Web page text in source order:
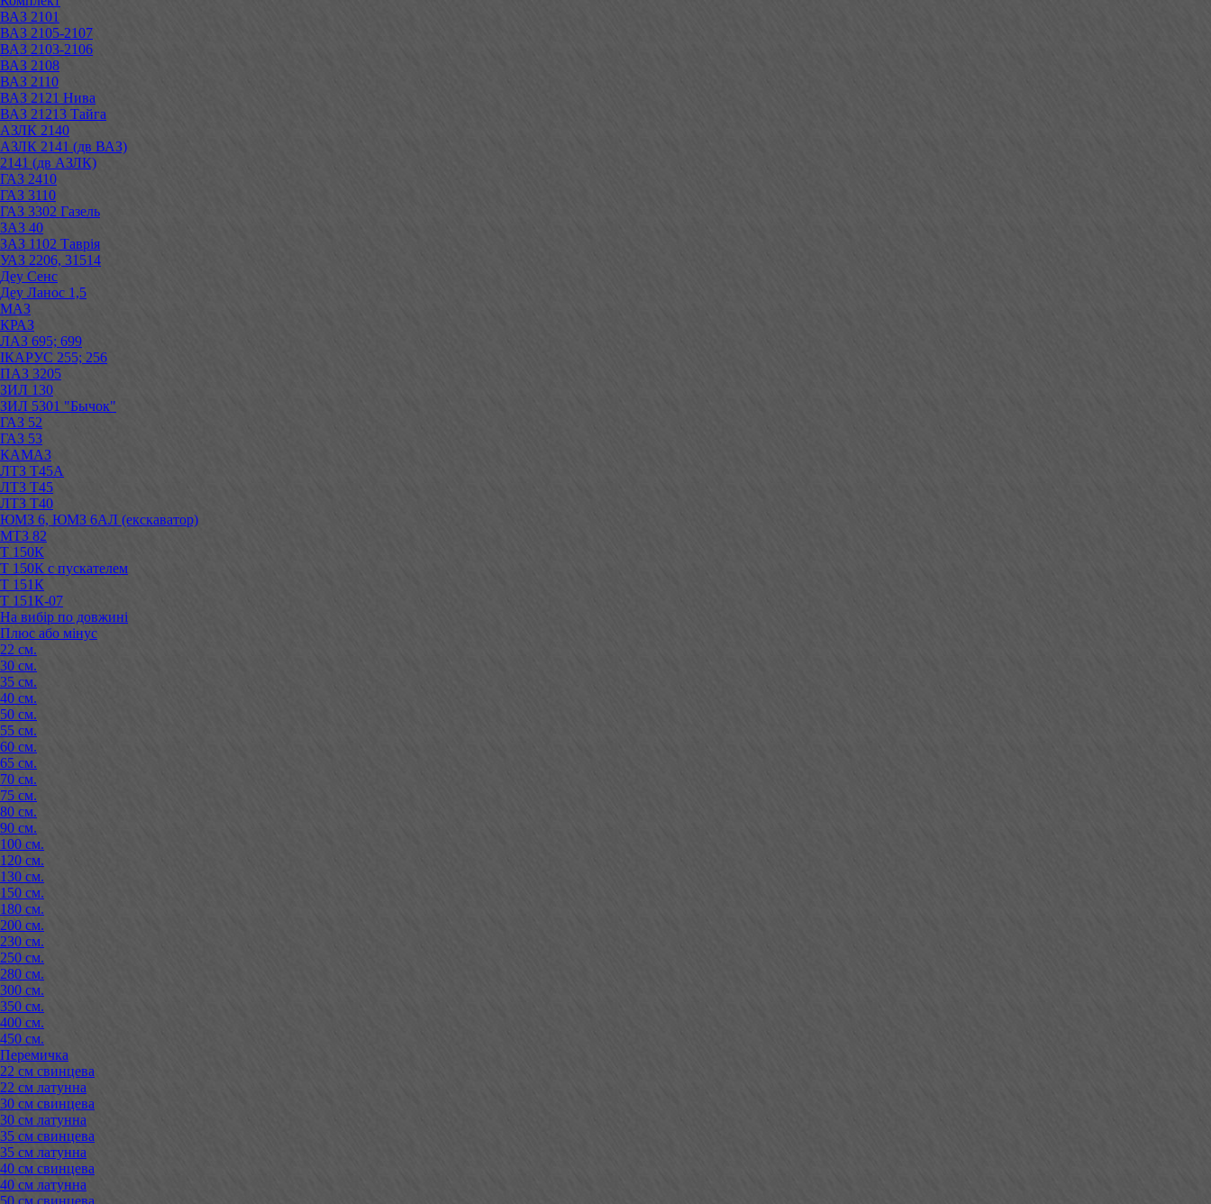
ВАЗ 2101
ВАЗ 2105-2107
ВАЗ 2103-2106
ВАЗ 2108
ВАЗ 2110
ВАЗ 2121 Нива
ВАЗ 21213 Тайга
АЗЛК 2140
АЗЛК 2141 (дв ВАЗ)
2141 (дв АЗЛК)
ГАЗ 2410
ГАЗ 3110
ГАЗ 3302 Газель
ЗАЗ 40
ЗАЗ 1102 Таврія
УАЗ 2206, 31514
Деу Сенс
Деу Ланос 1,5
МАЗ
КРАЗ
ЛАЗ 695; 699
ІКАРУС 255; 256
ПАЗ 3205
ЗИЛ 130
ЗИЛ 5301 "Бычок"
ГАЗ 52
ГАЗ 53
КАМАЗ
ЛТЗ Т45А
ЛТЗ Т45
ЛТЗ Т40
ЮМЗ 6, ЮМЗ 6АЛ (екскаватор)
МТЗ 82
Т 150К
Т 150К с пускателем
Т 151К
Т 151К-07
На вибір по довжині
Плюс або мінус
22 см.
30 см.
35 см.
40 см.
50 см.
55 см.
60 см.
65 см.
70 см.
75 см.
80 см.
90 см.
100 см.
120 см.
130 см.
150 см.
180 см.
200 см.
230 см.
250 см.
280 см.
300 см.
350 см.
400 см.
450 см.
Перемичка
22 см свинцева
22 см латунна
30 см свинцева
30 см латунна
35 см свинцева
35 см латунна
40 см свинцева
40 см латунна